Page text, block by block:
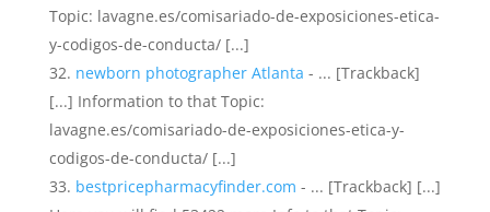
Topic: lavagne.es/comisariado-de-exposiciones-etica-
y-codigos-de-conducta/ [...]
newborn photographer Atlanta - ... [Trackback]
[...] Information to that Topic:
lavagne.es/comisariado-de-exposiciones-etica-y-
codigos-de-conducta/ [...]
bestpricepharmacyfinder.com - ... [Trackback] [...]